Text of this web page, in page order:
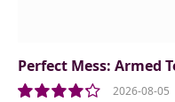
Perfect Mess: Armed
2026-08-05